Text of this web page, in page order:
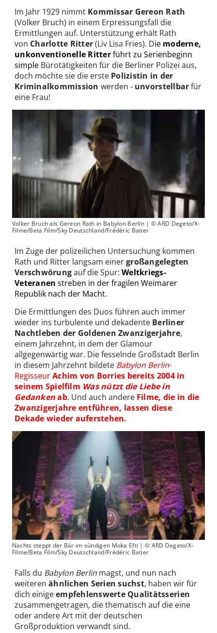
Im Jahr 1929 nimmt Kommissar Gereon Rath
(Volker Bruch) in einem Erpressungsfall die
Ermittlungen auf. Unterstützung erhält Rath
von Charlotte Ritter(Liv Lisa Fries). Die moderne,
unkonventionelle Ritterführt zu Serienbeginn
simple Bürotätigkeiten für die Berliner Polizei aus,
doch möchte sie die erste Polizistin in der
Kriminalkommission werden -unvorstellbarfür
eine Frau!
Volker Bruch als Gereon Rath in Babylon Berlin | © ARD Degeto/X-
Filme/Beta Film/Sky Deutschland/Frédéric Batier
Im Zuge der polizeilichen Untersuchung kommen
Rath und Ritter langsam einergroßangelegten
Verschwörungauf die Spur:Weltkriegs-
Veteranen streben in der fragilen Weimarer
Republik nach der Macht.
Die Ermittlungen des Duos führen auch immer
wieder ins turbulente und dekadente Berliner
Nachtleben der Goldenen Zwanzigerjahre,
einem Jahrzehnt, in dem der Glamour
allgegenwärtig war. Die fesselnde Großstadt Berlin
in diesem Jahrzehnt bildete Babylon Berlin-
RegisseurAchim von Borries bereits 2004 in
seinem Spielfilm Was nützt die Liebe in
Gedankenab. Und auch andere Filme, die in die
Zwanzigerjahre entführen, lassen diese
Dekade wieder auferstehen.
Nachts steppt der Bär im sündigen Moka Efti | © ARD Degeto/X-
Filme/Beta Film/Sky Deutschland/Frédéric Batier
Falls du Babylon Berlin magst, und nun nach
weiteren ähnlichen Serien suchst, haben wir für
dich einigeempfehlenswerte Qualitätsserien
zusammengetragen, die thematisch auf die eine
oder andere Art mit der deutschen
Großproduktion verwandt sind.